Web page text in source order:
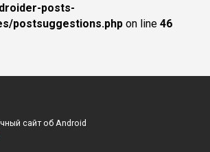
posts-
postsuggestions.php on line 46
сайт об Android